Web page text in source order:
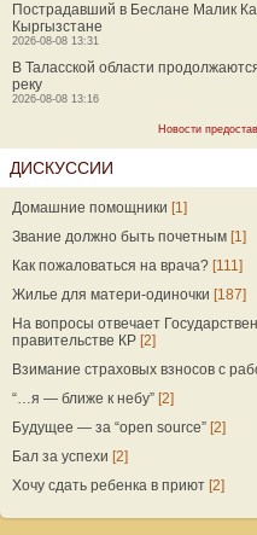
Пострадавший в Беслане Малик
Кыргызстане
2026-08-08 13:31
В Таласской области
реку
2026-08-08 13:16
Новости
ДИСКУССИИ
Домашние помощники [1]
Звание должно быть почетным [1]
Как пожаловаться на врача? [111]
Жилье для матери-одиночки [187]
На вопросы отвечает
правительстве КР [2]
Взимание страховых взносов с
“…я — ближе к небу” [2]
Будущее — за “open source” [2]
Бал за успехи [2]
Хочу сдать ребенка в приют [2]